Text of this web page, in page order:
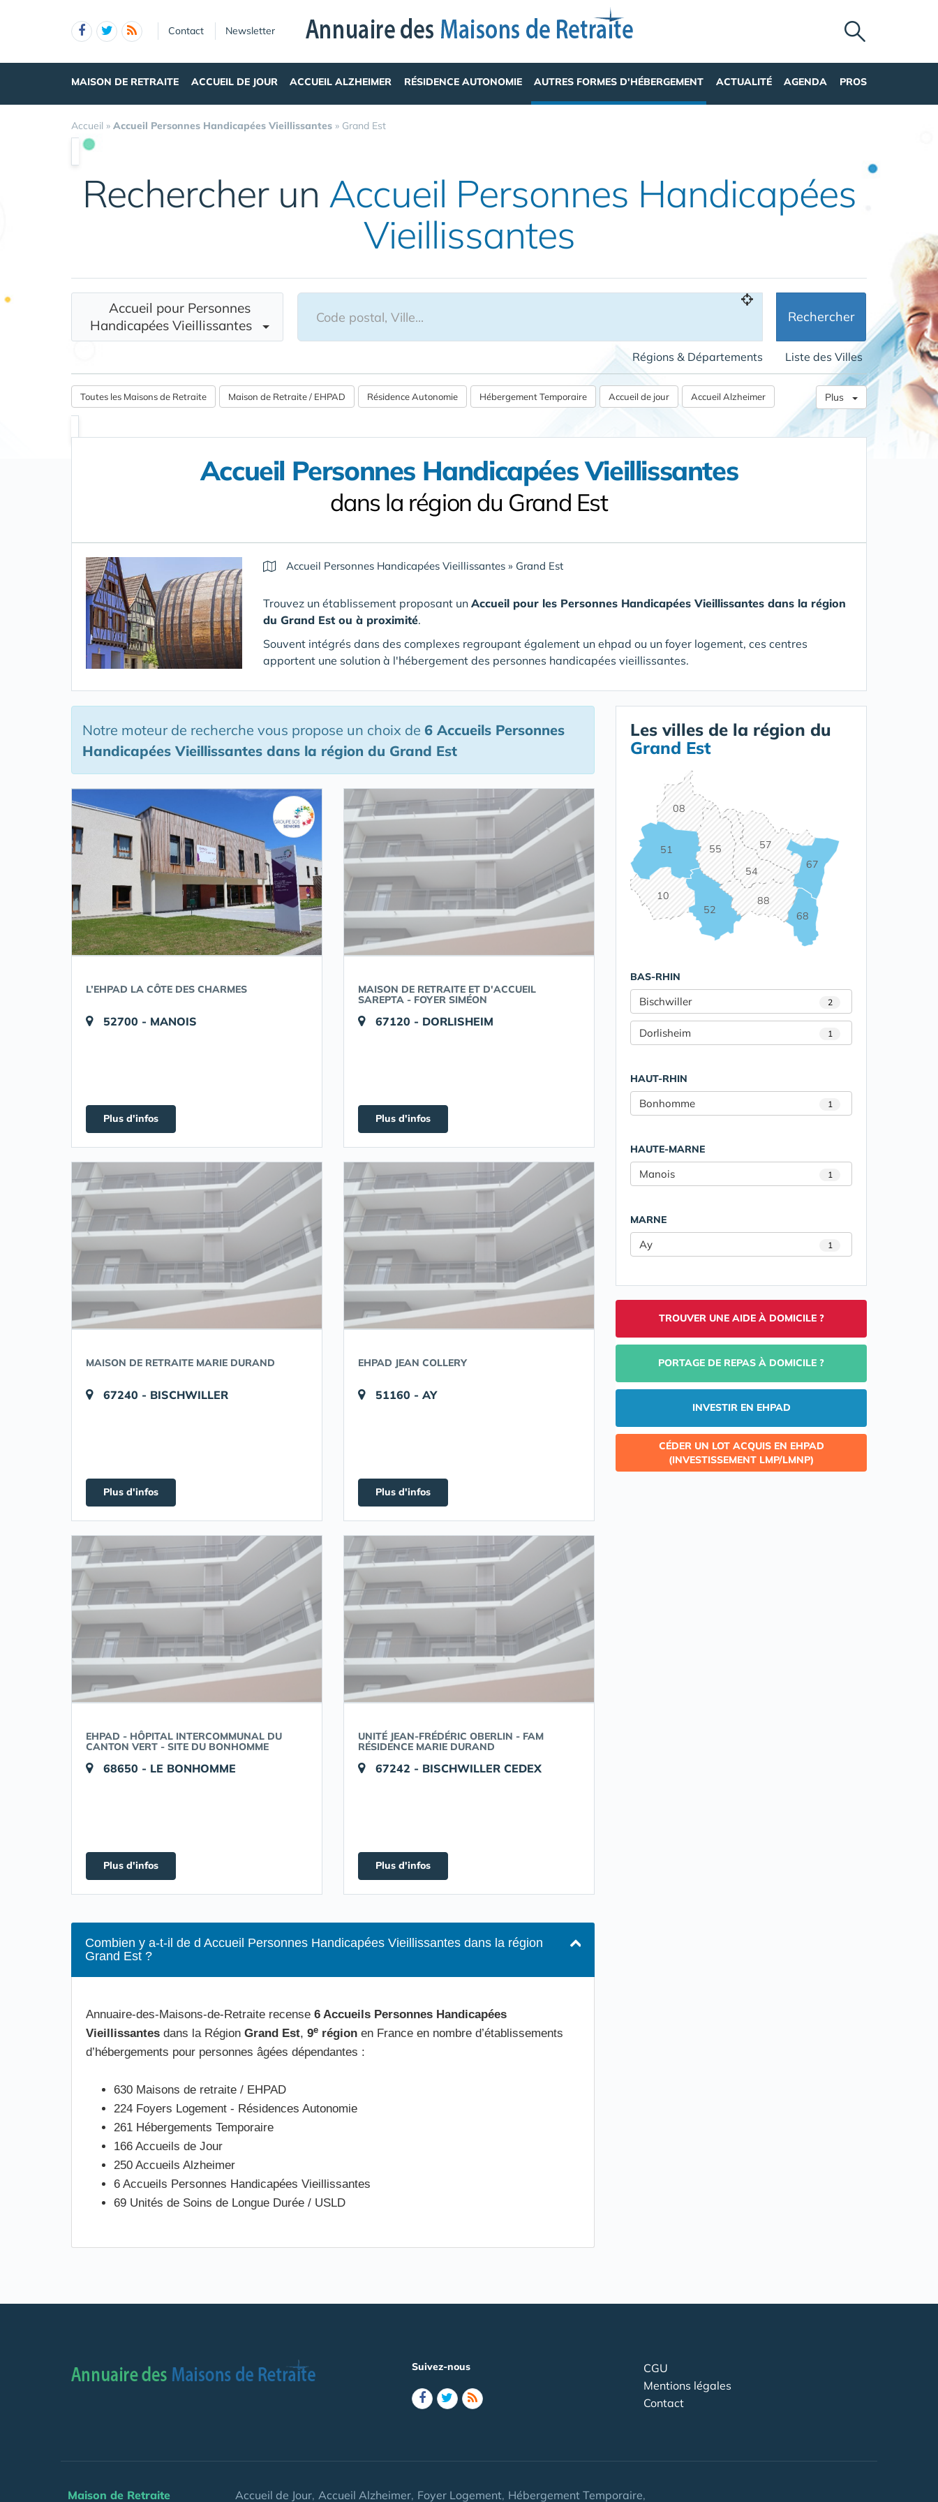
Contact Newsletter
MAISON DE RETRAITE ACCUEIL DE JOUR ACCUEIL ALZHEIMER RÉSIDENCE AUTONOMIE AUTRES FORMES D'HÉBERGEMENT ACTUALITÉ AGENDA PROS
Accueil » Accueil Personnes Handicapées Vieillissantes » Grand Est
Rechercher un Accueil Personnes Handicapées
Vieillissantes
Accueil pour Personnes
Handicapées Vieillissantes
Rechercher
Régions & Départements Liste des Villes
Toutes les Maisons de Retraite Maison de Retraite / EHPAD Résidence Autonomie Hébergement Temporaire Accueil de jour Accueil Alzheimer Plus
Accueil Personnes Handicapées Vieillissantes
dans la région du Grand Est
Accueil Personnes Handicapées Vieillissantes » Grand Est
Trouvez un établissement proposant un Accueil pour les Personnes Handicapées Vieillissantes dans la région
du Grand Est ou à proximité.
Souvent intégrés dans des complexes regroupant également un ehpad ou un foyer logement, ces centres
apportent une solution à l'hébergement des personnes handicapées vieillissantes.
Notre moteur de recherche vous propose un choix de 6 Accueils Personnes
Handicapées Vieillissantes dans la région du Grand Est
L’EHPAD LA CÔTE DES CHARMES
52700 - MANOIS
Plus d'infos
MAISON DE RETRAITE ET D'ACCUEIL
SAREPTA - FOYER SIMÉON
67120 - DORLISHEIM
Plus d'infos
MAISON DE RETRAITE MARIE DURAND
67240 - BISCHWILLER
Plus d'infos
EHPAD JEAN COLLERY
51160 - AY
Plus d'infos
EHPAD - HÔPITAL INTERCOMMUNAL DU
CANTON VERT - SITE DU BONHOMME
68650 - LE BONHOMME
Plus d'infos
UNITÉ JEAN-FRÉDÉRIC OBERLIN - FAM
RÉSIDENCE MARIE DURAND
67242 - BISCHWILLER CEDEX
Plus d'infos
Combien y a-t-il de d Accueil Personnes Handicapées Vieillissantes dans la région
Grand Est ?
Annuaire-des-Maisons-de-Retraite recense 6 Accueils Personnes Handicapées
Vieillissantes dans la Région Grand Est, 9e région en France en nombre d’établissements
d’hébergements pour personnes âgées dépendantes :
630 Maisons de retraite / EHPAD
224 Foyers Logement - Résidences Autonomie
261 Hébergements Temporaire
166 Accueils de Jour
250 Accueils Alzheimer
6 Accueils Personnes Handicapées Vieillissantes
69 Unités de Soins de Longue Durée / USLD
Les villes de la région du
Grand Est
08
10
51
52
54
55 57
67
68
88
BAS-RHIN
Bischwiller 2
Dorlisheim 1
HAUT-RHIN
Bonhomme 1
HAUTE-MARNE
Manois 1
MARNE
Ay 1
TROUVER UNE AIDE À DOMICILE ?
PORTAGE DE REPAS À DOMICILE ?
INVESTIR EN EHPAD
CÉDER UN LOT ACQUIS EN EHPAD
(INVESTISSEMENT LMP/LMNP)
Suivez-nous
CGU
Mentions légales
Contact
Maison de Retraite Accueil de Jour Accueil Alzheimer Foyer Logement Hébergement Temporaire